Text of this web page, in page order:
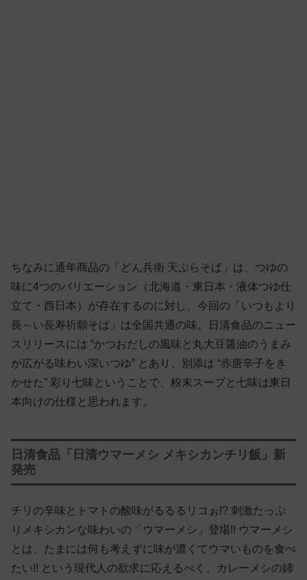
ちなみに通年商品の「どん兵衛 天ぷらそば」は、つゆの
味に4つのバリエーション（北海道・東日本・液体つゆ仕
立て・西日本）が存在するのに対し、今回の「いつもより
長～い長寿祈願そば」は全国共通の味。日清食品のニュー
スリリースには “かつおだしの風味と丸大豆醤油のうまみ
が広がる味わい深いつゆ” とあり、別添は “赤唐辛子をき
かせた” 彩り七味ということで、粉末スープと七味は東日
本向けの仕様と思われます。
日清食品「日清ウマーメシ メキシカンチリ飯」新
発売
チリの辛味とトマトの酸味がるるるリコぉ!? 刺激たっぷ
りメキシカンな味わいの「ウマーメシ」登場!! ウマーメシ
とは、たまには何も考えずに味が濃くてウマいものを食べ
たい!! という現代人の欲求に応えるべく、カレーメシの姉